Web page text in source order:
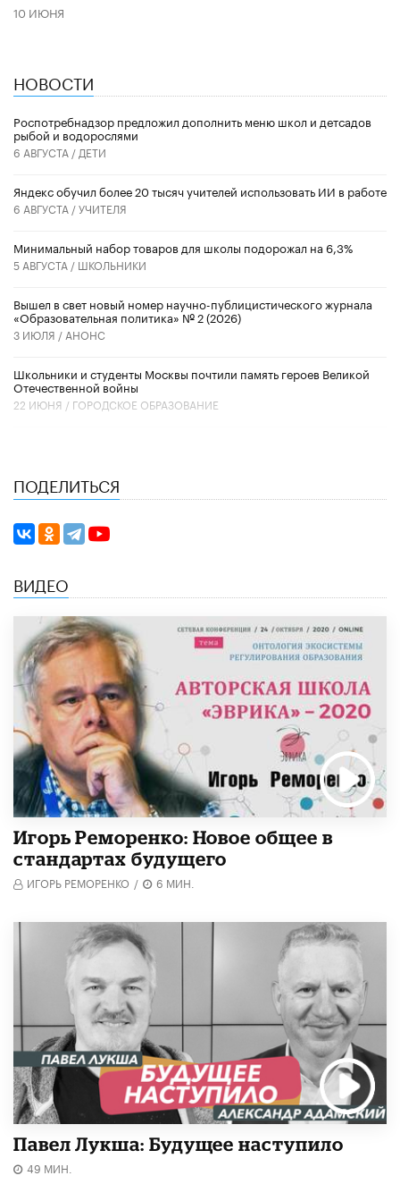
10 ИЮНЯ
НОВОСТИ
Роспотребнадзор предложил дополнить меню школ и детсадов
рыбой и водорослями
6 АВГУСТА / ДЕТИ
​Яндекс обучил более 20 тысяч учителей использовать ИИ в работе
6 АВГУСТА /УЧИТЕЛЯ
Минимальный набор товаров для школы подорожал на 6,3%
5 АВГУСТА / ШКОЛЬНИКИ
Вышел в свет новый номер научно-публицистического журнала
«Образовательная политика» № 2 (2026)
3 ИЮЛЯ / АНОНС
Школьники и студенты Москвы почтили память героев Великой
Отечественной войны
22 ИЮНЯ / ГОРОДСКОЕ ОБРАЗОВАНИЕ
ПОДЕЛИТЬСЯ
ВИДЕО
Игорь Реморенко: Новое общее в
стандартах будущего
ИГОРЬ РЕМОРЕНКО / 6 МИН.
Павел Лукша: Будущее наступило
49 МИН.